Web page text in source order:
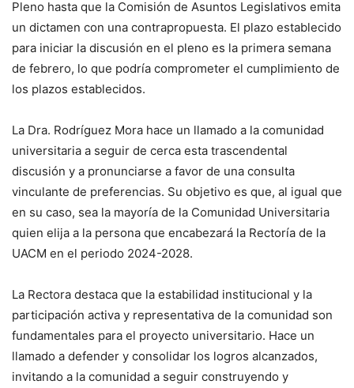
Pleno hasta que la Comisión de Asuntos Legislativos emita
un dictamen con una contrapropuesta. El plazo establecido
para iniciar la discusión en el pleno es la primera semana
de febrero, lo que podría comprometer el cumplimiento de
los plazos establecidos.
La Dra. Rodríguez Mora hace un llamado a la comunidad
universitaria a seguir de cerca esta trascendental
discusión y a pronunciarse a favor de una consulta
vinculante de preferencias. Su objetivo es que, al igual que
en su caso, sea la mayoría de la Comunidad Universitaria
quien elija a la persona que encabezará la Rectoría de la
UACM en el periodo 2024-2028.
La Rectora destaca que la estabilidad institucional y la
participación activa y representativa de la comunidad son
fundamentales para el proyecto universitario. Hace un
llamado a defender y consolidar los logros alcanzados,
invitando a la comunidad a seguir construyendo y